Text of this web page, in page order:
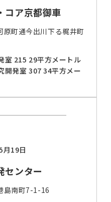
コア京都御車
原町通今出川下る梶井町
室 215 29平方メートル
開発室 307 34平方メー
月19日
センター
島南町7-1-16